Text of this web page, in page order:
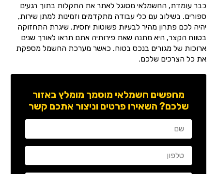
כבר עומדת, החשמלאי מסוגל לאתר את התקלות בתוך רגעים
ספורים. בשילוב עם כלי עבודה מתקדמים וזמינות למתן שירות,
יהיה לכם פתרון מהיר לבעיות פשוטות יחסית. שיגרת התחזוקה
בטווח הקצר, היא מתנה שאת פירותיה אתם תראו לאורך שנים
ארוכות של מגורים בנכס בטוח. כאשר מערכת החשמל מספקת
את כל הצרכים שלכם.
מחפשים חשמלאי מוסמך מומלץ באזור
שלכם? השאירו פרטים וניצור אתכם קשר